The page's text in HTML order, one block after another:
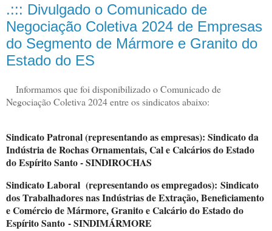
.::: Divulgado o Comunicado de
Negociação Coletiva 2024 de Empresas
do Segmento de Mármore e Granito do
Estado do ES
Informamos que foi disponibilizado o Comunicado de
Negociação Coletiva 2024 entre os sindicatos abaixo:
Sindicato Patronal (representando as empresas): Sindicato da
Indústria de Rochas Ornamentais, Cal e Calcários do Estado
do Espírito Santo - SINDIROCHAS
Sindicato Laboral (representando os empregados): Sindicato
dos Trabalhadores nas Indústrias de Extração, Beneficiamento
e Comércio de Mármore, Granito e Calcário do Estado do
Espírito Santo - SINDIMÁRMORE